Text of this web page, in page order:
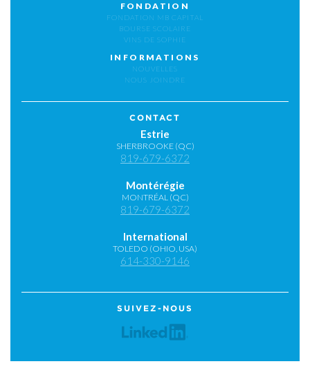
FONDATION
FONDATION MB CAPITAL
BOURSE SCOLAIRE
VINS DE SOPHIE
INFORMATIONS
NOUVELLES
NOUS JOINDRE
CONTACT
Estrie
SHERBROOKE (QC)
819-679-6372
Montérégie
MONTRÉAL (QC)
819-679-6372
International
TOLEDO (OHIO, USA)
614-330-9146
SUIVEZ-NOUS